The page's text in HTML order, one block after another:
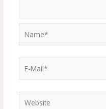
Mail*